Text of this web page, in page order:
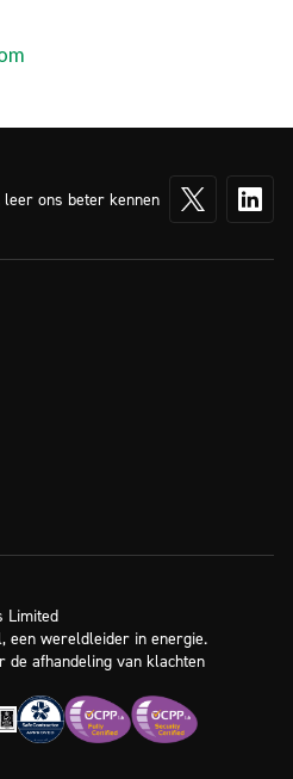
leer ons beter kennen
Limited
een wereldleider in energie.
de afhandeling van klachten